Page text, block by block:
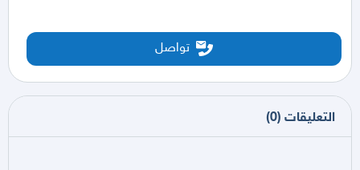
تواصل
التعليقات (
0
)